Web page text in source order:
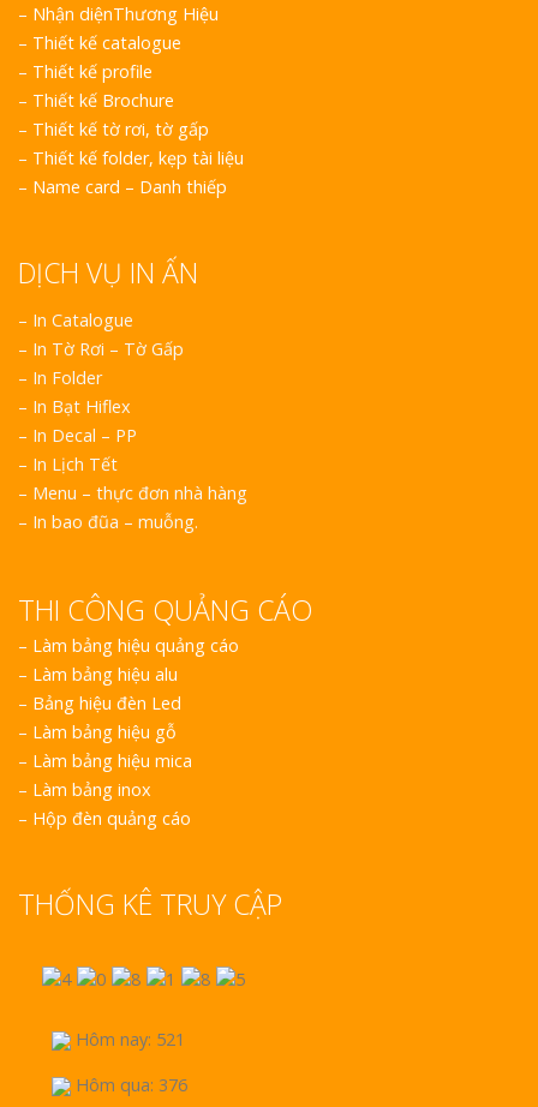
– Nhận diệnThương Hiệu
– Thiết kế catalogue
– Thiết kế profile
– Thiết kế Brochure
– Thiết kế tờ rơi, tờ gấp
– Thiết kế folder, kẹp tài liệu
– Name card – Danh thiếp
DỊCH VỤ IN ẤN
– In Catalogue
– In Tờ Rơi – Tờ Gấp
– In Folder
– In Bạt Hiflex
– In Decal – PP
– In Lịch Tết
– Menu – thực đơn nhà hàng
– In bao đũa – muỗng.
THI CÔNG QUẢNG CÁO
– Làm bảng hiệu quảng cáo
– Làm bảng hiệu alu
– Bảng hiệu đèn Led
– Làm bảng hiệu gỗ
– Làm bảng hiệu mica
– Làm bảng inox
– Hộp đèn quảng cáo
THỐNG KÊ TRUY CẬP
Hôm nay: 521
Hôm qua: 376